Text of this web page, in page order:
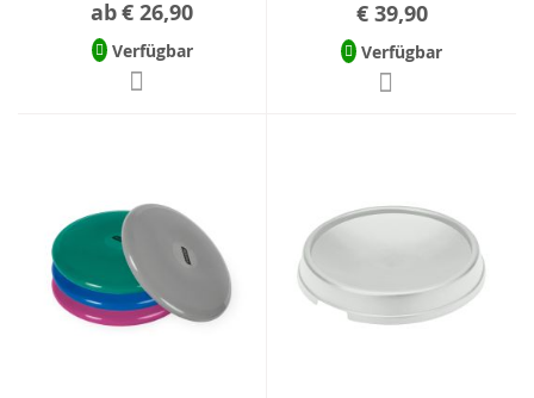
ab€ 26,90
Verfügbar
€ 39,90
Verfügbar